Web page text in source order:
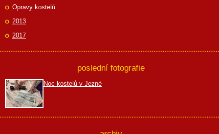
Opravy kostelů
2013
2017
poslední fotografie
Noc kostelů v Jezné